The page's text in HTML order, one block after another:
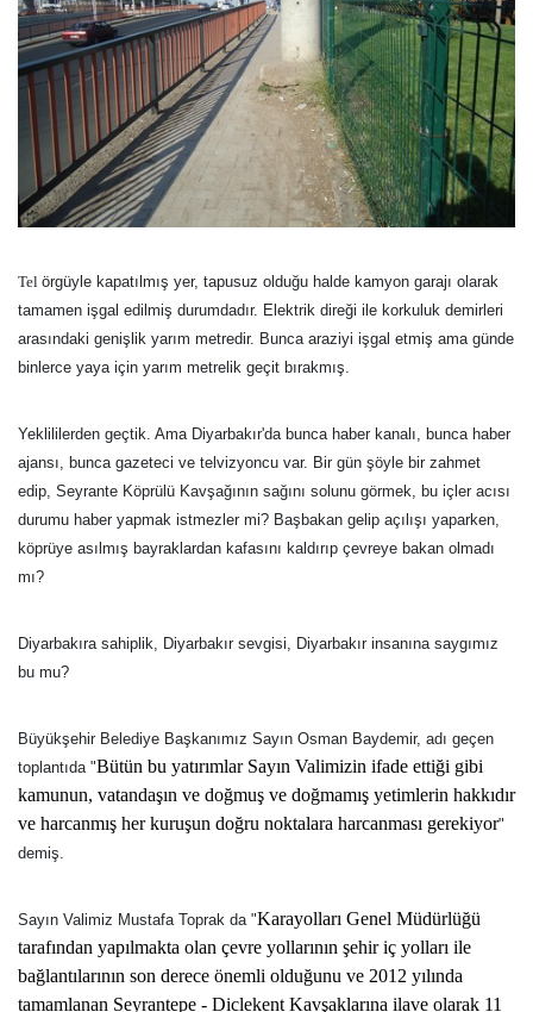
Tel örgüyle kapatılmış yer, tapusuz olduğu halde kamyon garajı olarak
tamamen işgal edilmiş durumdadır. Elektrik direği ile korkuluk demirleri
arasındaki genişlik yarım metredir. Bunca araziyi işgal etmiş ama günde
binlerce yaya için yarım metrelik geçit bırakmış.
Yeklililerden geçtik. Ama Diyarbakır'da bunca haber kanalı, bunca haber
ajansı, bunca gazeteci ve telvizyoncu var. Bir gün şöyle bir zahmet
edip, Seyrante Köprülü Kavşağının sağını solunu görmek, bu içler acısı
durumu haber yapmak istmezler mi? Başbakan gelip açılışı yaparken,
köprüye asılmış bayraklardan kafasını kaldırıp çevreye bakan olmadı
mı?
Diyarbakıra sahiplik, Diyarbakır sevgisi, Diyarbakır insanına saygımız
bu mu?
Büyükşehir Belediye Başkanımız Sayın Osman Baydemir, adı geçen
toplantıda "Bütün bu yatırımlar Sayın Valimizin ifade ettiği gibi
kamunun, vatandaşın ve doğmuş ve doğmamış yetimlerin hakkıdır
ve harcanmış her kuruşun doğru noktalara harcanması gerekiyor"
demiş.
Sayın Valimiz Mustafa Toprak da "Karayolları Genel Müdürlüğü
tarafından yapılmakta olan çevre yollarının şehir iç yolları ile
bağlantılarının son derece önemli olduğunu ve 2012 yılında
tamamlanan Seyrantepe - Diclekent Kavşaklarına ilave olarak 11